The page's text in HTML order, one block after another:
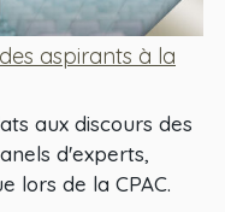
aspirants à la
aux discours des
d'experts,
lors de la CPAC.